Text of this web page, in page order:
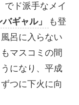
でド派手なメイ
バギャル」
も登
呂に入らない
マスコミの間
になり、平成
つに下火に向